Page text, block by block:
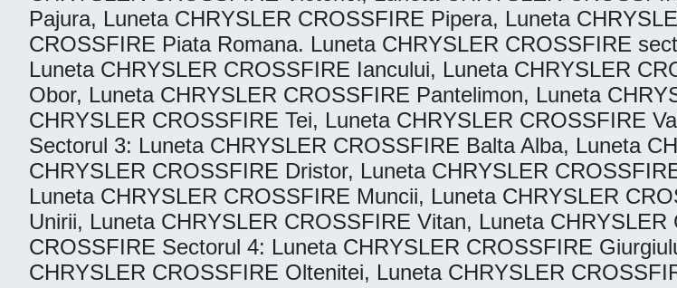
Pajura, Luneta CHRYSLER CROSSFIRE Pipera, Luneta
CROSSFIRE Piata Romana. Luneta CHRYSLER CROSSFIRE
Luneta CHRYSLER CROSSFIRE Iancului, Luneta CHRYSLER
Obor, Luneta CHRYSLER CROSSFIRE Pantelimon, Luneta
CHRYSLER CROSSFIRE Tei, Luneta CHRYSLER CROSSFIRE
Sectorul 3: Luneta CHRYSLER CROSSFIRE Balta Alba, Luneta
CHRYSLER CROSSFIRE Dristor, Luneta CHRYSLER
Luneta CHRYSLER CROSSFIRE Muncii, Luneta CHRYSLER
Unirii, Luneta CHRYSLER CROSSFIRE Vitan, Luneta
CROSSFIRE Sectorul 4: Luneta CHRYSLER CROSSFIRE
CHRYSLER CROSSFIRE Oltenitei, Luneta CHRYSLER